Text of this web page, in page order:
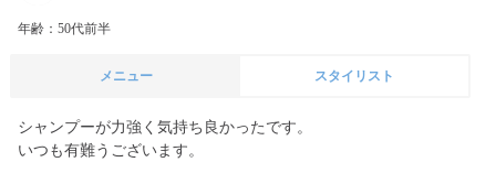
年齢：50代前半
メニュー スタイリスト
シャンプーが力強く気持ち良かったです。
いつも有難うございます。